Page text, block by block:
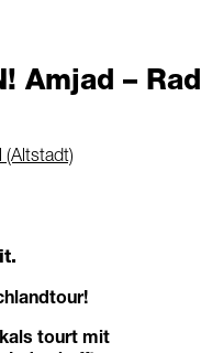
Amjad –
(Altstadt)
tourt mit